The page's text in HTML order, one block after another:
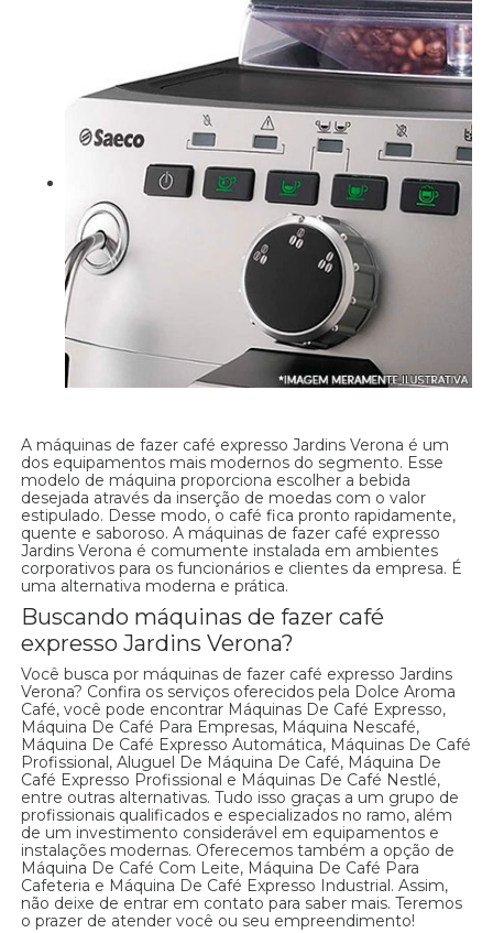
A máquinas de fazer café expresso Jardins Verona é um
dos equipamentos mais modernos do segmento. Esse
modelo de máquina proporciona escolher a bebida
desejada através da inserção de moedas com o valor
estipulado. Desse modo, o café fica pronto rapidamente,
quente e saboroso. A máquinas de fazer café expresso
Jardins Verona é comumente instalada em ambientes
corporativos para os funcionários e clientes da empresa. É
uma alternativa moderna e prática.
Buscando máquinas de fazer café
expresso Jardins Verona?
Você busca por máquinas de fazer café expresso Jardins
Verona? Confira os serviços oferecidos pela Dolce Aroma
Café, você pode encontrar Máquinas De Café Expresso,
Máquina De Café Para Empresas, Máquina Nescafé,
Máquina De Café Expresso Automática, Máquinas De Café
Profissional, Aluguel De Máquina De Café, Máquina De
Café Expresso Profissional e Máquinas De Café Nestlé,
entre outras alternativas. Tudo isso graças a um grupo de
profissionais qualificados e especializados no ramo, além
de um investimento considerável em equipamentos e
instalações modernas. Oferecemos também a opção de
Máquina De Café Com Leite, Máquina De Café Para
Cafeteria e Máquina De Café Expresso Industrial. Assim,
não deixe de entrar em contato para saber mais. Teremos
o prazer de atender você ou seu empreendimento!